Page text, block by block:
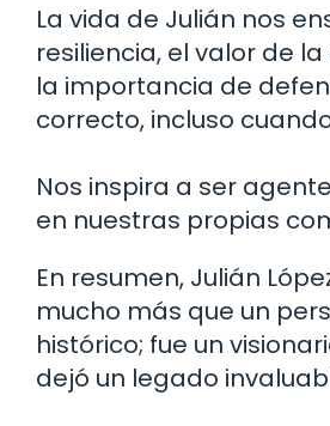
La vida de Julián nos
resiliencia, el valor de
la importancia de
correcto, incluso
Nos inspira a ser
en nuestras propias
En resumen, Julián
mucho más que un
histórico; fue un
dejó un legado